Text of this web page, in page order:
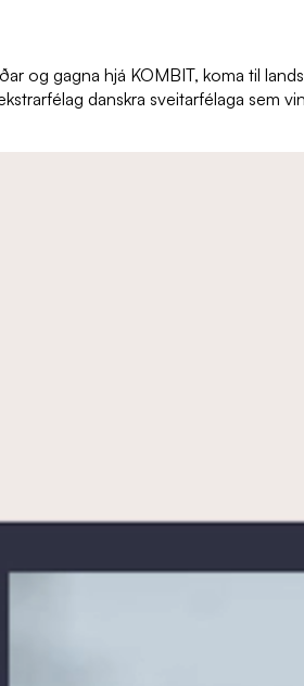
og gagna hjá KOMBIT, koma til
danskra sveitarfélaga sem